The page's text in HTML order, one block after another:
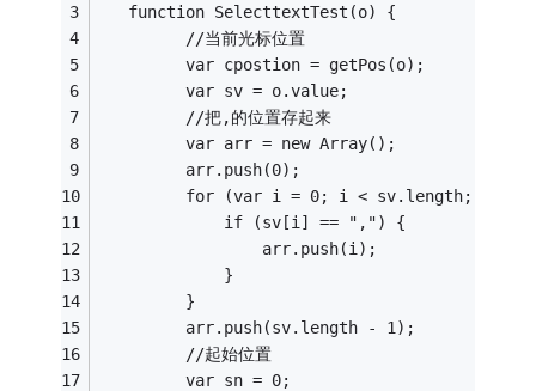
   function SelecttextTest(o) {
         //当前光标位置
         var cpostion = getPos(o);
         var sv = o.value;
         //把,的位置存起来
         var arr = new Array();
         arr.push(0);
for (var i = 0; i < sv.length; i++)
             if (sv[i] == ",") {
                 arr.push(i);
             }
         }
         arr.push(sv.length - 1);
         //起始位置
         var sn = 0;